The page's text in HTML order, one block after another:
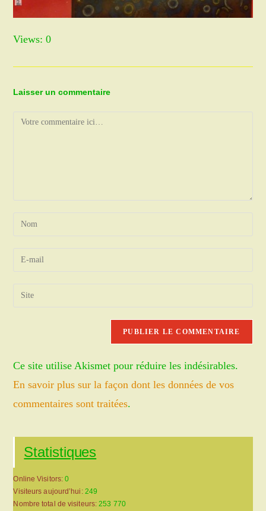
Views: 0
Laisser un commentaire
Comment
Enter
Enter
address
Saisir
(facultatif)
Ce site utilise Akismet pour réduire les indésirables.
En savoir plus sur la façon dont les données de vos
commentaires sont traitées.
Statistiques
Online Visitors:0
Visiteurs aujourd’hui: 249
Nombre total de visiteurs:253 770